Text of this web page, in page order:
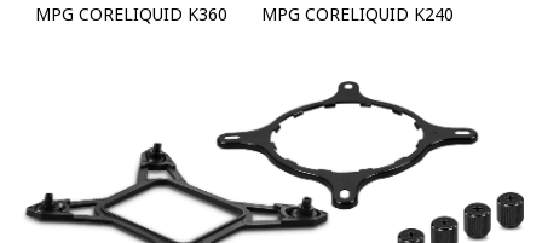
MPG CORELIQUID K360 MPG CORELIQUID K240